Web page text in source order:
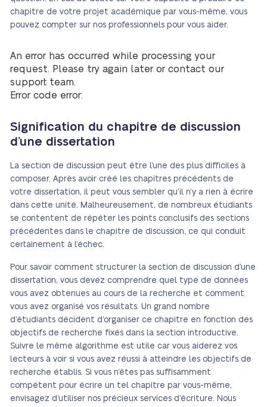
chapitre de votre projet académique par vous-même, vous
pouvez compter sur nos professionnels pour vous aider.
An error has occurred while processing your
request. Please try again later or contact our
support team.
Error code error:
Signification du chapitre de discussion
d’une dissertation
La section de discussion peut être l’une des plus difficiles à
composer. Après avoir créé les chapitres précédents de
votre dissertation, il peut vous sembler qu’il n’y a rien à écrire
dans cette unité. Malheureusement, de nombreux étudiants
se contentent de répéter les points conclusifs des sections
précédentes dans le chapitre de discussion, ce qui conduit
certainement à l’échec.
Pour savoir comment structurer la section de discussion d’une
dissertation, vous devez comprendre quel type de données
vous avez obtenues au cours de la recherche et comment
vous avez organisé vos résultats. Un grand nombre
d’étudiants décident d’organiser ce chapitre en fonction des
objectifs de recherche fixés dans la section introductive.
Suivre le même algorithme est utile car vous aiderez vos
lecteurs à voir si vous avez réussi à atteindre les objectifs de
recherche établis. Si vous n’êtes pas suffisamment
compétent pour écrire un tel chapitre par vous-même,
envisagez d’utiliser nos précieux services d’écriture. Nous